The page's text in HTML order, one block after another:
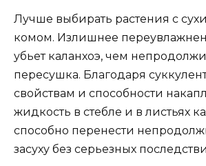
Лучше выбирать растения с
комом. Излишнее
убьет каланхоэ, чем
пересушка. Благодаря
свойствам и способности
жидкость в стебле и в листьях
способно перенести
засуху без серьезных